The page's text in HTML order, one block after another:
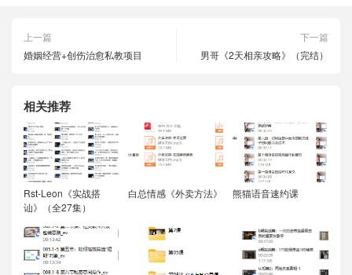
上一篇
婚姻经营+创伤治愈私教项目
下一篇
男哥《2天相亲攻略》（完结）
相关推荐
Rst-Leon《实战搭
讪》（全27集）
白总情感《外卖方法》 熊猫语音速约课